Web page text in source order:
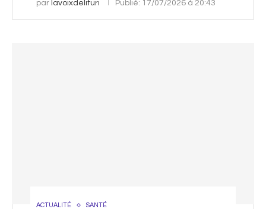
par lavoixdelituri Publié: 17/07/2026 à 20:43
ACTUALITÉ SANTÉ